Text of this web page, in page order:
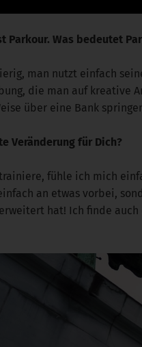
Parkour. Was bedeutet
man nutzt einfach
die man auf kreative
über eine Bank
Veränderung für Dich?
fühle ich mich
an etwas vorbei,
hat! Ich finde